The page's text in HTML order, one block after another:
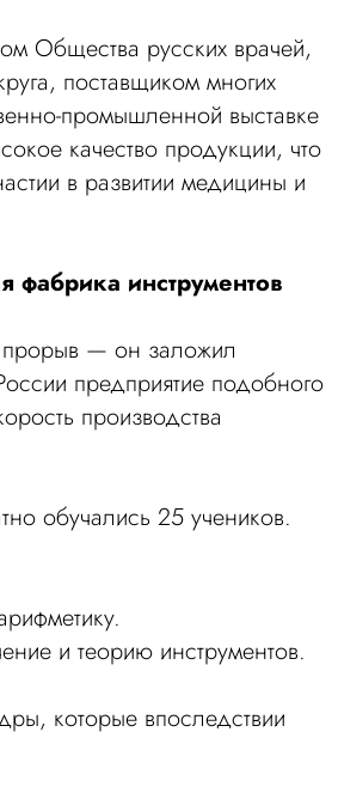
Общества русских врачей,
поставщиком многих
промышленной выставке
качество продукции, что
в развитии медицины и
фабрика инструментов
прорыв — он заложил
предприятие подобного
производства
обучались 25 учеников.
и теорию инструментов.
которые впоследствии